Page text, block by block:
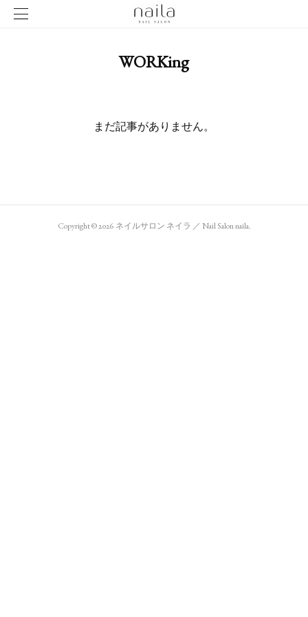
WORKing
まだ記事がありません。
Copyright ©2026 ネイルサロン ネイラ ／ Nail Salon naila.